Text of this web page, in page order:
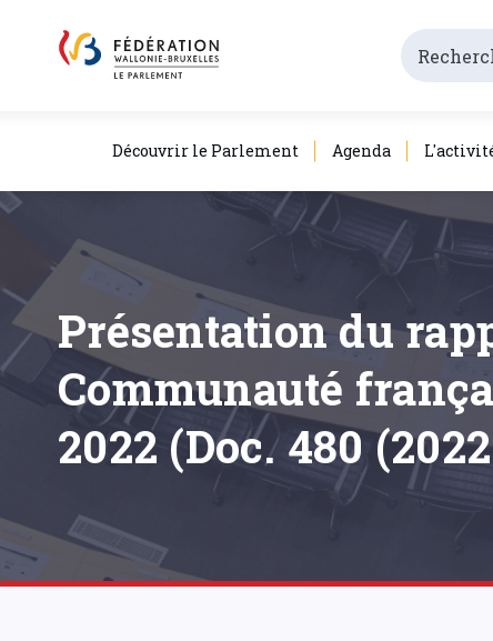
Découvrir le Parlement Agenda
Présentation du
Communauté
2022 (Doc. 480